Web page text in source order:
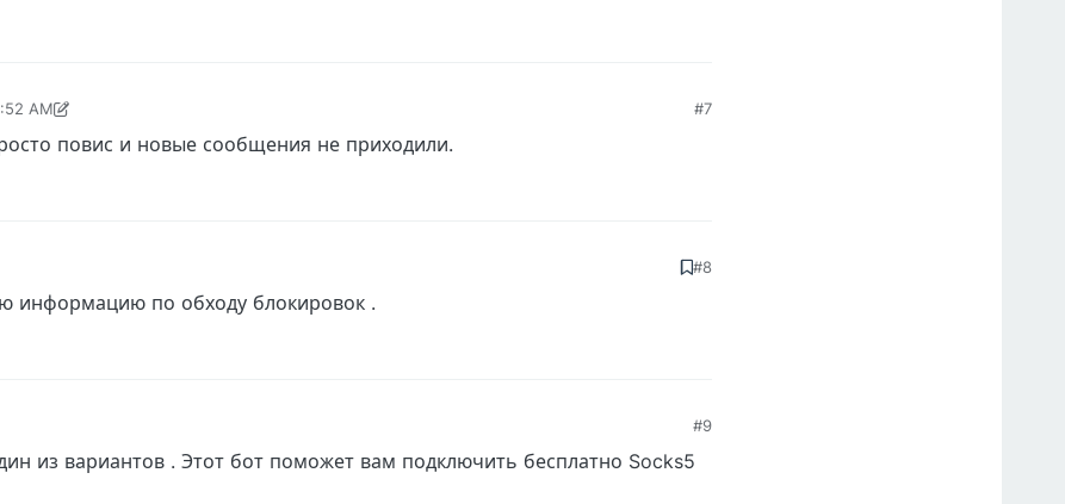
AM #7
повис и новые сообщения не приходили.
#8
информацию по обходу блокировок .
#9
из вариантов . Этот бот поможет вам подключить бесплатно Socks5